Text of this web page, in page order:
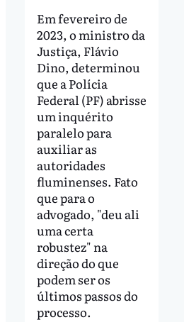
Em fevereiro de
2023, o ministro da
Justiça, Flávio
Dino, determinou
que a Polícia
Federal (PF) abrisse
um inquérito
paralelo para
auxiliar as
autoridades
fluminenses. Fato
que para o
advogado, "deu ali
uma certa
robustez" na
direção do que
podem ser os
últimos passos do
processo.